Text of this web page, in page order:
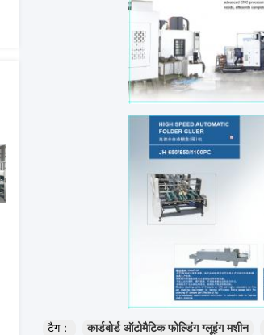
टैग： कार्डबोर्ड ऑटोमैटिक फोल्डिंग ग्लूइंग मशीन